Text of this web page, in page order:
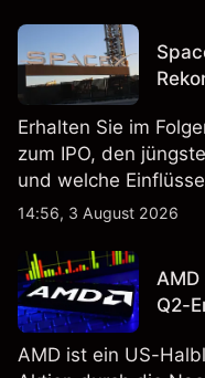
Erhalten Sie im
zum IPO, den
und welche
14:56, 3 August 2026
Q2-
AMD ist ein US-